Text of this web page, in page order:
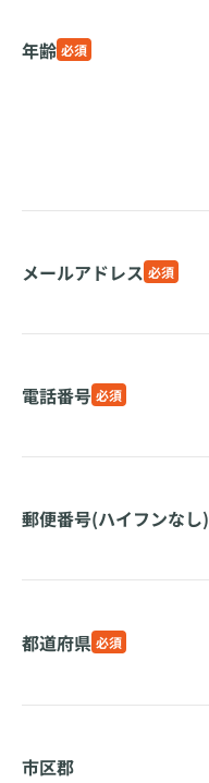
年齢 必須
メールアドレス 必須
電話番号 必須
郵便番号(ハイフンなし)
都道府県 必須
市区郡